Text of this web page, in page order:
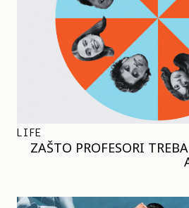
LIFE
ZAŠTO PROFESORI